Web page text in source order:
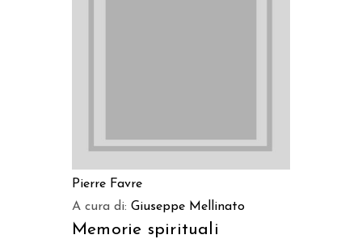
Pierre Favre
A cura di: Giuseppe Mellinato
Memorie spirituali